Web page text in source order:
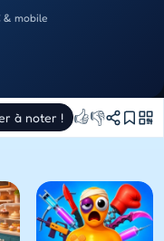
& mobile
à noter ! 👍👎